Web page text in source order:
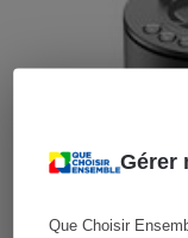
Gérer
Que Choisir